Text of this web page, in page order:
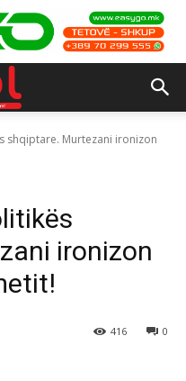
shqiptare. Murtezani ironizon
ironizon
0
416